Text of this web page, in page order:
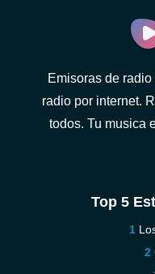
Emisoras de
radio por internet.
todos. Tu musica
Top 5